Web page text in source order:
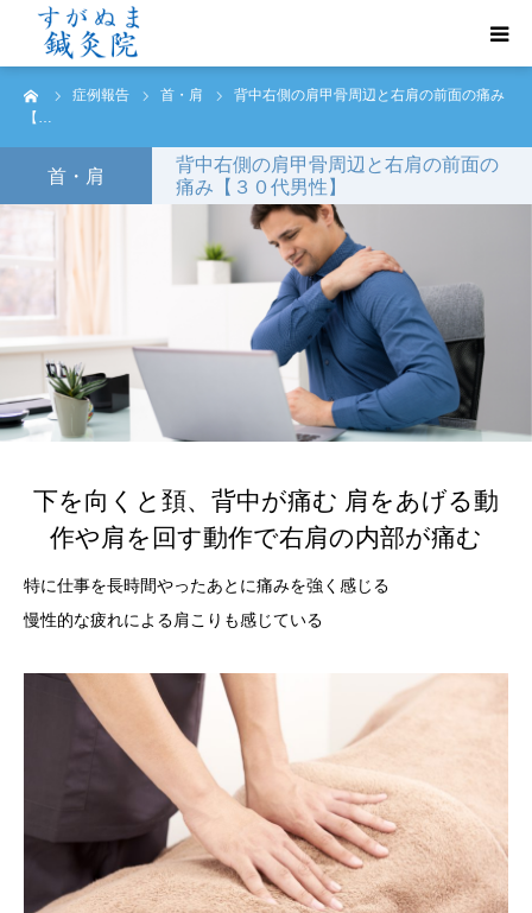
症例報告 首・肩
背中右側の肩甲骨周辺と右肩の前面の痛み
【…
首・肩
背中右側の肩甲骨周辺と右肩の前面の
痛み【３０代男性】
下を向くと頚、背中が痛む 肩をあげる動
作や肩を回す動作で右肩の内部が痛む
特に仕事を長時間やったあとに痛みを強く感じる
慢性的な疲れによる肩こりも感じている
初めての方へ
診療案内
ご予約・お問い合わせ
アクセス
症例報告